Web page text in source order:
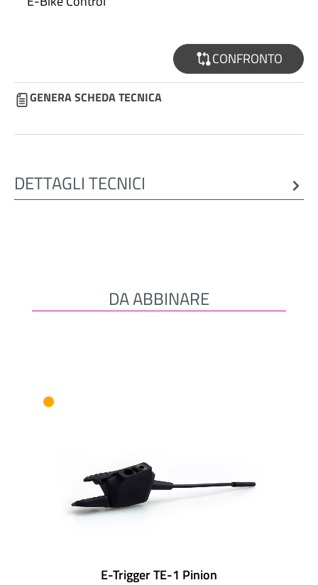
CONFRONTO
GENERA SCHEDA TECNICA
DETTAGLI TECNICI
Salta la galleria dei prodotti
DA ABBINARE
E-Trigger TE-1 Pinion